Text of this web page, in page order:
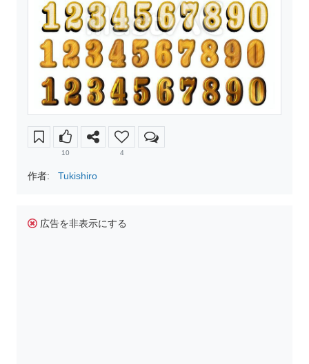
10 4
作者: Tukishiro
広告を非表示にする